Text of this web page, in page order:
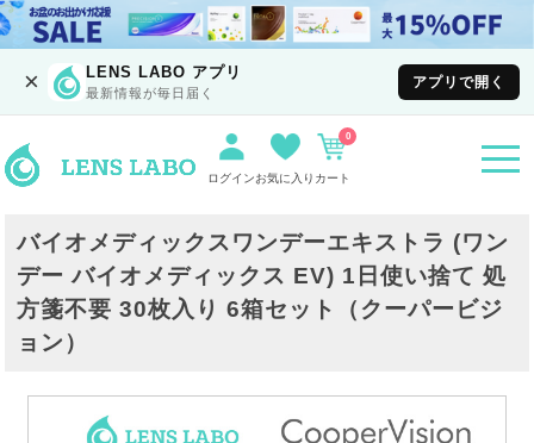
× LENS LABO アプリ
最新情報が毎日届く
アプリで開く
ログインお気に入り カート
0
バイオメディックスワンデーエキストラ (ワン
デー バイオメディックス EV) 1日使い捨て 処
方箋不要 30枚入り 6箱セット（クーパービジ
ョン）